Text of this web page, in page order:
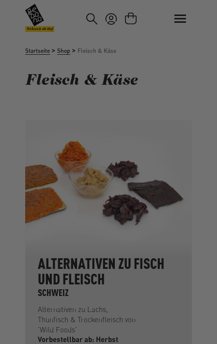
Hauptinhalt springen
Zur Suche springen
Weltweit ab Hof
Startseite > Shop > Fleisch & Käse
Fleisch & Käse
ALTERNATIVEN ZU FISCH
UND FLEISCH
SCHWEIZ
Alternativen zu Lachs,
Thunfisch & Trockenfleisch von
'Wild Foods'
Vorbestellbar ab: Herbst